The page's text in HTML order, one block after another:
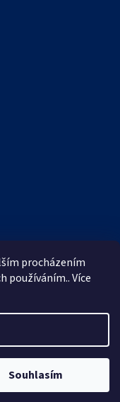
procházením
používáním.. Více
Souhlasím
práva vyhrazena.